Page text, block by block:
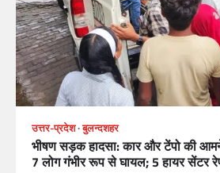
उत्तर-प्रदेश बुलन्दशहर
भीषण सड़क हादसा: कार और टेंपो की
7 लोग गंभीर रूप से घायल; 5 हायर सेंटर